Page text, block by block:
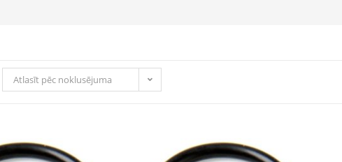
Atlasīt pēc noklusējuma